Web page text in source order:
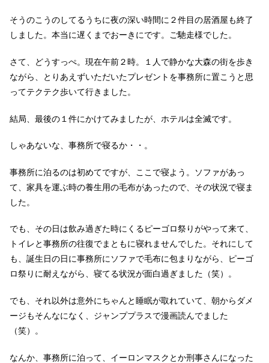
そうのこうのしてるうちに夜の深い時間に２件目の居酒屋も終了
しました。本当に遅くまでおーきにです。ご馳走様でした。
さて、どうすっぺ。現在午前２時。１人で静かな大森の街を歩き
ながら、とりあえずいただいたプレゼントを事務所に置こうと思
ってテクテク歩いて行きました。
結局、最後の１件にかけてみましたが、ホテルは全滅です。
しゃあないな、事務所で寝るか・・。
事務所に泊るのは初めてですが、ここで寝よう。ソファがあっ
て、家具を運ぶ時の養生用の毛布があったので、その状況で寝ま
した。
でも、その日は飲み過ぎた時にくるピーゴロ祭りがやって来て、
トイレと事務所の往復でまともに寝れませんでした。それにして
も、誕生日の日に事務所にソファで毛布に包まりながら、ピーゴ
ロ祭りに耐えながら、寝てる状況が面白過ぎました（笑）。
でも、それ以外は意外にちゃんと睡眠が取れていて、朝からダメ
ージもそんなになく、ジャンププラスで漫画読んでました
（笑）。
なんか、事務所に泊って、イーロンマスクとか刑事さんになった